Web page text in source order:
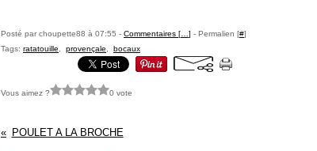
Posté par choupette88 à 07:55 - Commentaires [ ] - Permalien [#]
Tags: ratatouille provençale bocaux
Vous aimez ? 0 vote
POULET A LA BROCHE